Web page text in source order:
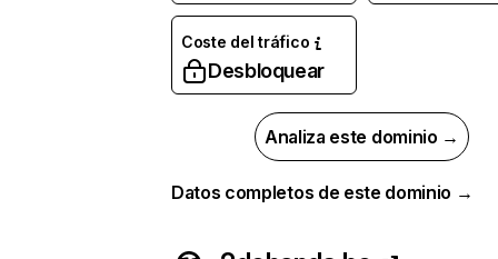
Coste del tráfico
Desbloquear
Analiza este dominio →
Datos completos de este dominio →